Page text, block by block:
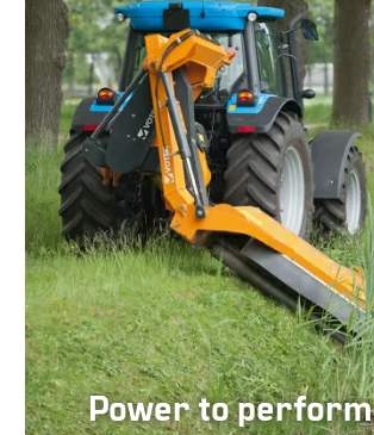
Power to perform